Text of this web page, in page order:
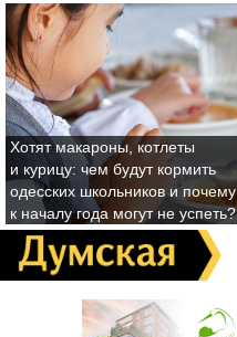
Хотят макароны, котлеты
и курицу: чем будут кормить
одесских школьников и почему
к началу года могут не успеть?